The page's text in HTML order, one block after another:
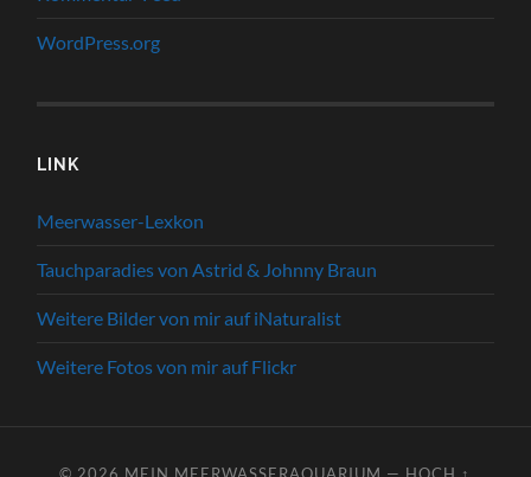
WordPress.org
LINK
Meerwasser-Lexkon
Tauchparadies von Astrid & Johnny Braun
Weitere Bilder von mir auf iNaturalist
Weitere Fotos von mir auf Flickr